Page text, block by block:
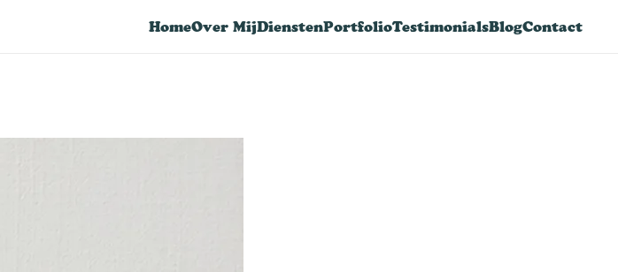
HomeOver MijDienstenPortfolioTestimonialsBlogContact